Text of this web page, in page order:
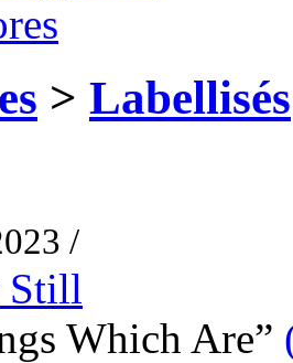
> Labellisés
/
Still
Which Are”